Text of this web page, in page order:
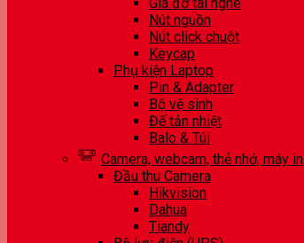
Nút nguồn
Nút click chuột
Keycap
Phụ kiện Laptop
Pin & Adapter
Bộ vệ sinh
Đế tản nhiệt
Balo & Túi
Camera, webcam, thẻ nhớ, máy in
Đầu thu Camera
Hikvision
Dahua
Tiandy